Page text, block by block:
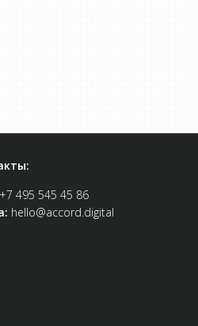
+7 495 545 45 86
hello@accord.digital